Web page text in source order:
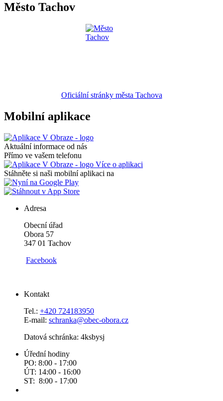
Město Tachov
Oficiální stránky města Tachova
Mobilní aplikace
Aktuální informace od nás
Přímo ve vašem telefonu
Více o aplikaci
Stáhněte si naši mobilní aplikaci na
Adresa
Obecní úřad
Obora 57
347 01 Tachov
Facebook
Kontakt
Tel.: +420 724183950
E-mail: schranka@obec-obora.cz
Datová schránka: 4ksbysj
Úřední hodiny
PO: 8:00 - 17:00
ÚT: 14:00 - 16:00
ST: 8:00 - 17:00